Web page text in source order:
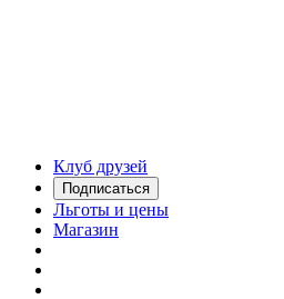
Клуб друзей
Подписаться
Льготы и цены
Магазин